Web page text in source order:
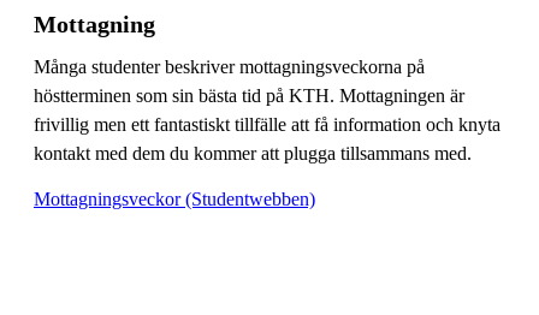
Mottagning
Många studenter beskriver mottagningsveckorna på
höstterminen som sin bästa tid på KTH. Mottagningen är
frivillig men ett fantastiskt tillfälle att få information och knyta
kontakt med dem du kommer att plugga tillsammans med.
Mottagningsveckor (Studentwebben)